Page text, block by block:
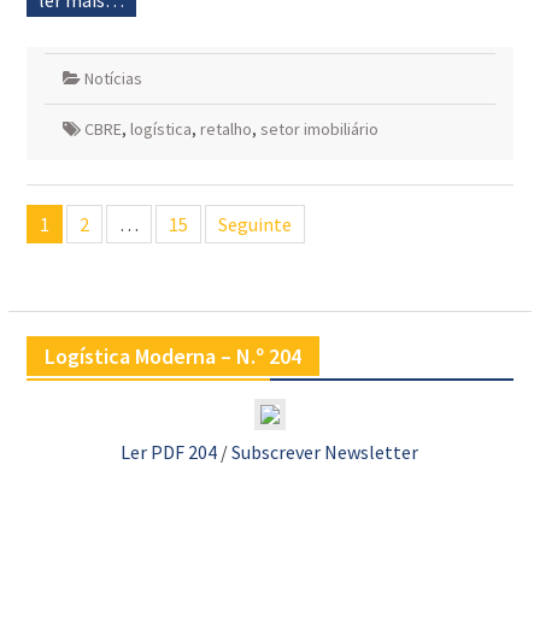
Notícias
CBRE, logística, retalho, setor imobiliário
Navegação
de
1 2 … 15 Seguinte
Logística Moderna – N.º 204
Ler PDF 204 /Subscrever Newsletter